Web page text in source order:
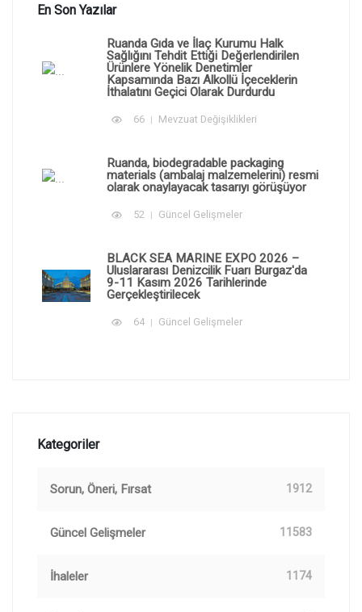
En Son Yazılar
Ruanda Gıda ve İlaç Kurumu Halk
Sağlığını Tehdit Ettiği Değerlendirilen
Ürünlere Yönelik Denetimler
Kapsamında Bazı Alkollü İçeceklerin
İthalatını Geçici Olarak Durdurdu
66 Mevzuat Değişiklikleri
Ruanda, biodegradable packaging
materials (ambalaj malzemelerini) resmi
olarak onaylayacak tasarıyı görüşüyor
52 Güncel Gelişmeler
BLACK SEA MARINE EXPO 2026 –
Uluslararası Denizcilik Fuarı Burgaz'da
9-11 Kasım 2026 Tarihlerinde
Gerçekleştirilecek
64 Güncel Gelişmeler
Kategoriler
Sorun, Öneri, Fırsat 1912
Güncel Gelişmeler 11583
İhaleler 1174